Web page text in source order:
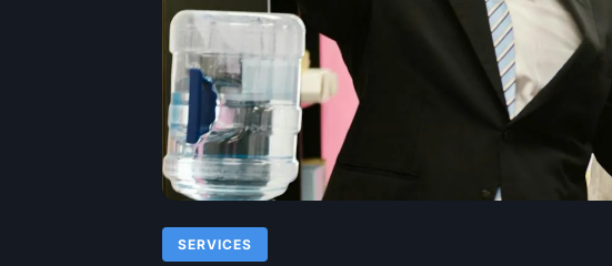
SERVICES